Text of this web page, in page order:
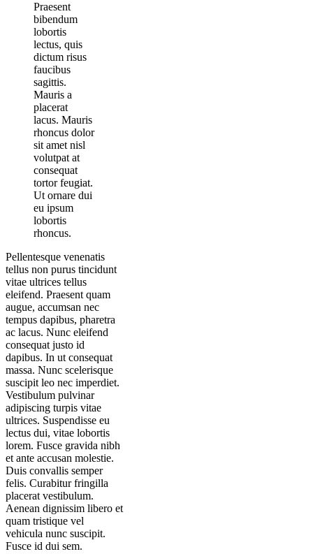
Praesent
bibendum
lobortis
lectus, quis
dictum risus
faucibus
sagittis.
Mauris a
placerat
lacus. Mauris
rhoncus dolor
sit amet nisl
volutpat at
consequat
tortor feugiat.
Ut ornare dui
eu ipsum
lobortis
rhoncus.
Pellentesque venenatis
tellus non purus tincidunt
vitae ultrices tellus
eleifend. Praesent quam
augue, accumsan nec
tempus dapibus, pharetra
ac lacus. Nunc eleifend
consequat justo id
dapibus. In ut consequat
massa. Nunc scelerisque
suscipit leo nec imperdiet.
Vestibulum pulvinar
adipiscing turpis vitae
ultrices. Suspendisse eu
lectus dui, vitae lobortis
lorem. Fusce gravida nibh
et ante accusan molestie.
Duis convallis semper
felis. Curabitur fringilla
placerat vestibulum.
Aenean dignissim libero et
quam tristique vel
vehicula nunc suscipit.
Fusce id dui sem.